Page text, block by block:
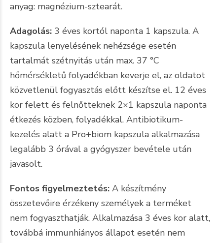
anyag: magnézium-sztearát.
Adagolás: 3 éves kortól naponta 1 kapszula. A
kapszula lenyelésének nehézsége esetén
tartalmát szétnyitás után max. 37 °C
hőmérsékletű folyadékban keverje el, az oldatot
közvetlenül fogyasztás előtt készítse el. 12 éves
kor felett és felnőtteknek 2×1 kapszula naponta
étkezés közben, folyadékkal. Antibiotikum-
kezelés alatt a Pro+biom kapszula alkalmazása
legalább 3 órával a gyógyszer bevétele után
javasolt.
Fontos figyelmeztetés: A készítmény
összetevőire érzékeny személyek a terméket
nem fogyaszthatják. Alkalmazása 3 éves kor alatt,
továbbá immunhiányos állapot esetén nem